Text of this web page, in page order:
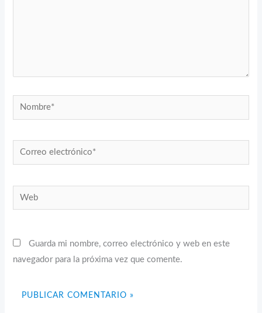
Nombre*
Correo
electrónico*
Web
Guarda mi nombre, correo electrónico y web en este
navegador para la próxima vez que comente.